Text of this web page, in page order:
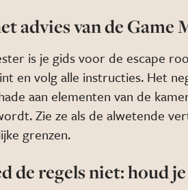
advies van de Game
is je gids voor de escape
en volg alle instructies. Het
aan elementen van de
Zie ze als de alwetende
grenzen.
de regels niet: houd